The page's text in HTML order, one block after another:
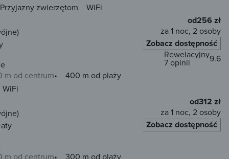
Przyjazny zwierzętom WiFi
od256 zł
za 1 noc, 2 osoby
Zobacz dostępność
m od centrum
400 m od plaży
9.6
Rewelacyjny
7 opinii
WiFi
od312 zł
za 1 noc, 2 osoby
Zobacz dostępność
m od centrum
300 m od plaży